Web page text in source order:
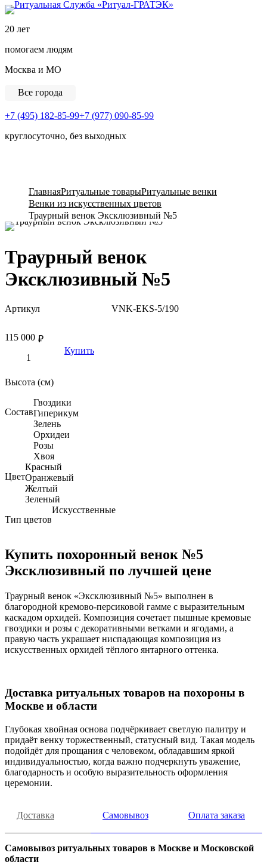
20 лет
помогаем людям
Москва и МО
Все города
+7 (495) 182-85-99+7 (977) 090-85-99
круглосуточно, без выходных
ГлавнаяРитуальные товарыРитуальные венки
Венки из искусственных цветов
Траурный венок Эксклюзивный №5
Траурный венок
Эксклюзивный №5
Артикул VNK-EKS-5/190
₽
115 000
Купить
Высота (см)
Состав
Гвоздики
Гиперикум
Зелень
Орхидеи
Розы
Хвоя
Цвет
Красный
Оранжевый
Желтый
Зеленый
Тип цветов
Искусственные
Купить похоронный венок №5
Эксклюзивный по лучшей цене
Траурный венок «Эксклюзивный №5» выполнен в
благородной кремово-персиковой гамме с выразительным
каскадом орхидей. Композиция сочетает пышные кремовые
гвоздики и розы с декоративными ветками и ягодами, а
правую часть украшает ниспадающая композиция из
искусственных орхидей тёплого янтарного оттенка.
Доставка ритуальных товаров на похороны в
Москве и области
Глубокая хвойная основа подчёркивает светлую палитру и
придаёт венку торжественный, статусный вид. Такая модель
подойдёт для прощания с человеком, обладавшим яркой
индивидуальностью, когда важно подчеркнуть уважение,
благодарность и особую выразительность оформления
церемонии.
Доставка Самовывоз Оплата заказа
Самовывоз ритуальных товаров в Москве и Московской
области